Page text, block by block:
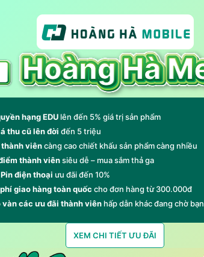
hạng EDU lên đến 5% giá trị sản phẩm
thu cũ lên đời đến 5 triệu
thành viêncàng cao chiết khấu sản phẩm càng nhiều
thành viênsiêu dễ – mua sắm thả ga
điện thoại ưu đãi đến 10%
giao hàng toàn quốccho đơn hàng từ 300.000đ
vàn các ưu đãi thành viên hấp dẫn khác đang chờ bạn
XEM CHI TIẾT ƯU ĐÃI